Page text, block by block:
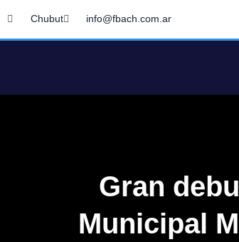
Chubut info@fbach.com.ar
Gran
Municipal